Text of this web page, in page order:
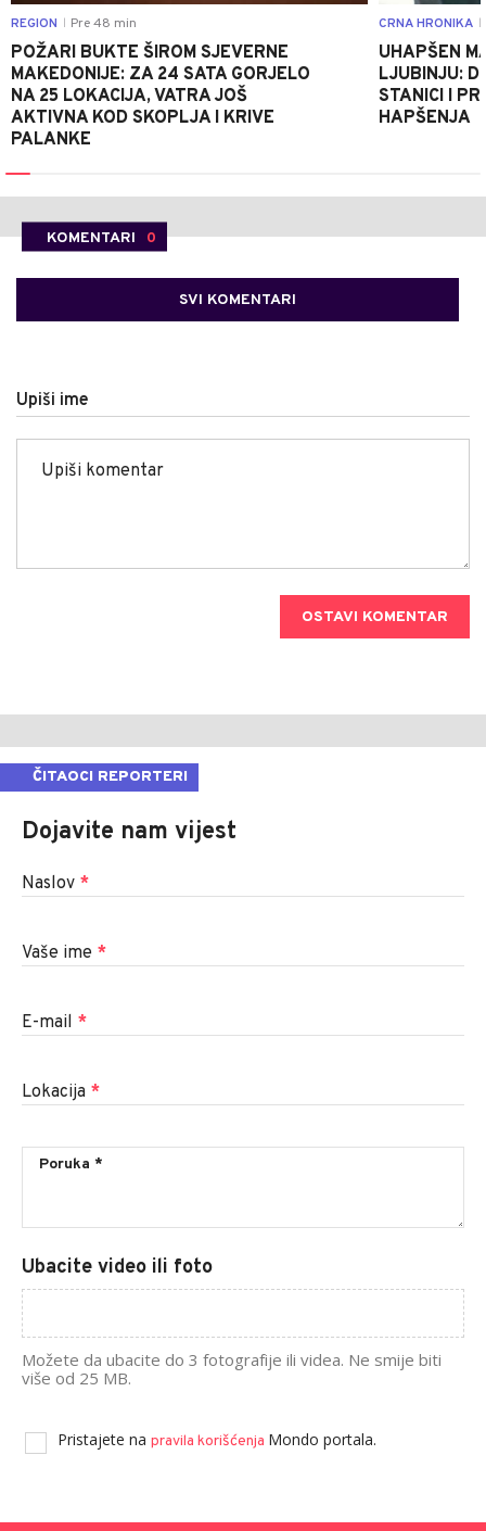
REGION Pre 48 min
POŽARI BUKTE ŠIROM SJEVERNE
MAKEDONIJE: ZA 24 SATA GORJELO
NA 25 LOKACIJA, VATRA JOŠ
AKTIVNA KOD SKOPLJA I KRIVE
PALANKE
CRNA HRONIKA
UHAPŠEN
LJUBINJU:
STANICI I
HAPŠENJA
KOMENTARI 0
SVI KOMENTARI
Upiši ime
OSTAVI KOMENTAR
ČITAOCI REPORTERI
Dojavite nam vijest
Naslov *
Vaše ime *
E-mail *
Lokacija *
Ubacite video ili foto
Možete da ubacite do 3 fotografije ili videa. Ne smije biti
više od 25 MB.
Pristajete na pravila korišćenja Mondo portala.